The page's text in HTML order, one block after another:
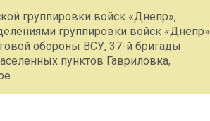
группировки войск «Днепр»,
группировки войск «Днепр»
обороны ВСУ, 37-й бригады
пунктов Гавриловка,